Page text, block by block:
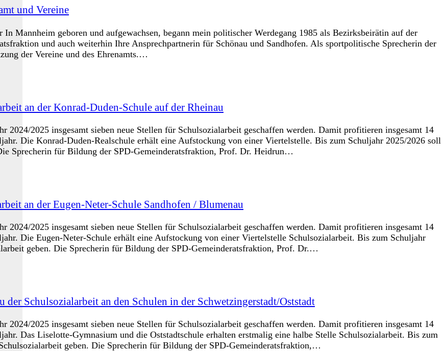
und Vereine
Mannheim geboren und aufgewachsen, begann mein politischer Werdegang 1985 als Bezirksbeirätin auf der
und auch weiterhin Ihre Ansprechpartnerin für Schönau und Sandhofen. Als sportpolitische Sprecherin der
der Vereine und des Ehrenamts.…
an der Konrad-Duden-Schule auf der Rheinau
2024/2025 insgesamt sieben neue Stellen für Schulsozialarbeit geschaffen werden. Damit profitieren insgesamt 14
Die Konrad-Duden-Realschule erhält eine Aufstockung von einer Viertelstelle. Bis zum Schuljahr 2025/2026 soll
Sprecherin für Bildung der SPD-Gemeinderatsfraktion, Prof. Dr. Heidrun…
an der Eugen-Neter-Schule Sandhofen / Blumenau
2024/2025 insgesamt sieben neue Stellen für Schulsozialarbeit geschaffen werden. Damit profitieren insgesamt 14
Die Eugen-Neter-Schule erhält eine Aufstockung von einer Viertelstelle Schulsozialarbeit. Bis zum Schuljahr
geben. Die Sprecherin für Bildung der SPD-Gemeinderatsfraktion, Prof. Dr.…
der Schulsozialarbeit an den Schulen in der Schwetzingerstadt/Oststadt
2024/2025 insgesamt sieben neue Stellen für Schulsozialarbeit geschaffen werden. Damit profitieren insgesamt 14
Das Liselotte-Gymnasium und die Oststadtschule erhalten erstmalig eine halbe Stelle Schulsozialarbeit. Bis zum
geben. Die Sprecherin für Bildung der SPD-Gemeinderatsfraktion,…